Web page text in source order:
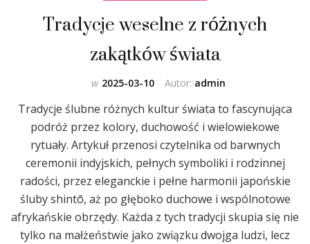
Tradycje weselne z różnych
zakątków świata
Autor: admin
w 2025-03-10
Tradycje ślubne różnych kultur świata to fascynująca
podróż przez kolory, duchowość i wielowiekowe
rytuały. Artykuł przenosi czytelnika od barwnych
ceremonii indyjskich, pełnych symboliki i rodzinnej
radości, przez eleganckie i pełne harmonii japońskie
śluby shintō, aż po głęboko duchowe i wspólnotowe
afrykańskie obrzędy. Każda z tych tradycji skupia się nie
tylko na małżeństwie jako związku dwojga ludzi, lecz